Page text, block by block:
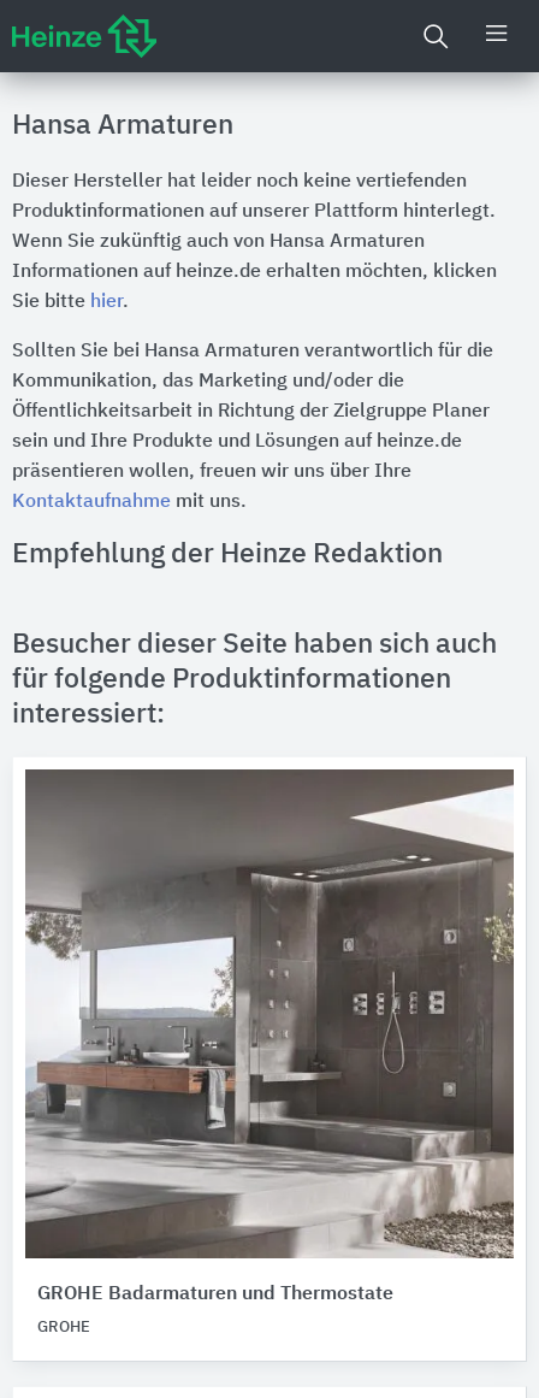
Hansa Armaturen
Dieser Hersteller hat leider noch keine vertiefenden
Produktinformationen auf unserer Plattform hinterlegt.
Wenn Sie zukünftig auch von Hansa Armaturen
Informationen auf heinze.de erhalten möchten, klicken
Sie bitte hier.
Sollten Sie bei Hansa Armaturen verantwortlich für die
Kommunikation, das Marketing und/oder die
Öffentlichkeitsarbeit in Richtung der Zielgruppe Planer
sein und Ihre Produkte und Lösungen auf heinze.de
präsentieren wollen, freuen wir uns über Ihre
Kontaktaufnahme mit uns.
Empfehlung der Heinze Redaktion
Besucher dieser Seite haben sich auch
für folgende Produktinformationen
interessiert:
GROHE Badarmaturen und Thermostate
GROHE